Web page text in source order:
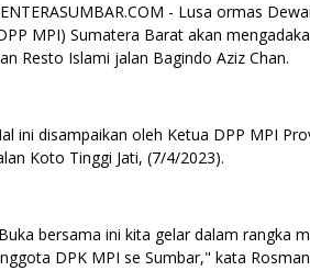
- Lusa ormas
MPI) Sumatera Barat akan
Resto Islami jalan Bagindo Aziz Chan.
ini disampaikan oleh Ketua DPP MPI
Koto Tinggi Jati, (7/4/2023).
bersama ini kita gelar dalam rangka
DPK MPI se Sumbar," kata